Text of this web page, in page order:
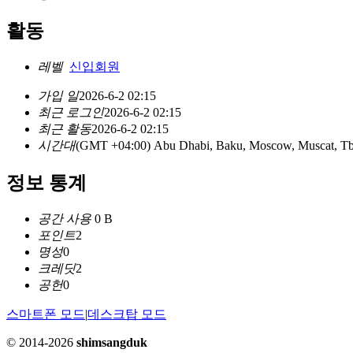
활동
레벨 신입회원
가입 일2026-6-2 02:15
최근 로그인2026-6-2 02:15
최근 활동2026-6-2 02:15
시간대(GMT +04:00) Abu Dhabi, Baku, Moscow, Muscat,
정보 통계
공간 사용 0 B
포인트2
명성0
크레딧2
공헌0
스마트폰 모드|데스크탑 모드
© 2014-2026 shimsangduk